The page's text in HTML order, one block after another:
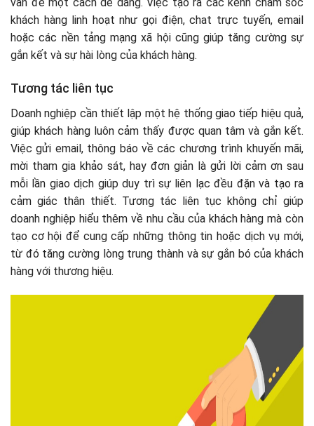
khách hàng linh hoạt như gọi điện, chat trực tuyến, email
hoặc các nền tảng mạng xã hội cũng giúp tăng cường sự
gắn kết và sự hài lòng của khách hàng.
Tương tác liên tục
Doanh nghiệp cần thiết lập một hệ thống giao tiếp hiệu quả,
giúp khách hàng luôn cảm thấy được quan tâm và gắn kết.
Việc gửi email, thông báo về các chương trình khuyến mãi,
mời tham gia khảo sát, hay đơn giản là gửi lời cảm ơn sau
mỗi lần giao dịch giúp duy trì sự liên lạc đều đặn và tạo ra
cảm giác thân thiết. Tương tác liên tục không chỉ giúp
doanh nghiệp hiểu thêm về nhu cầu của khách hàng mà còn
tạo cơ hội để cung cấp những thông tin hoặc dịch vụ mới,
từ đó tăng cường lòng trung thành và sự gắn bó của khách
hàng với thương hiệu.